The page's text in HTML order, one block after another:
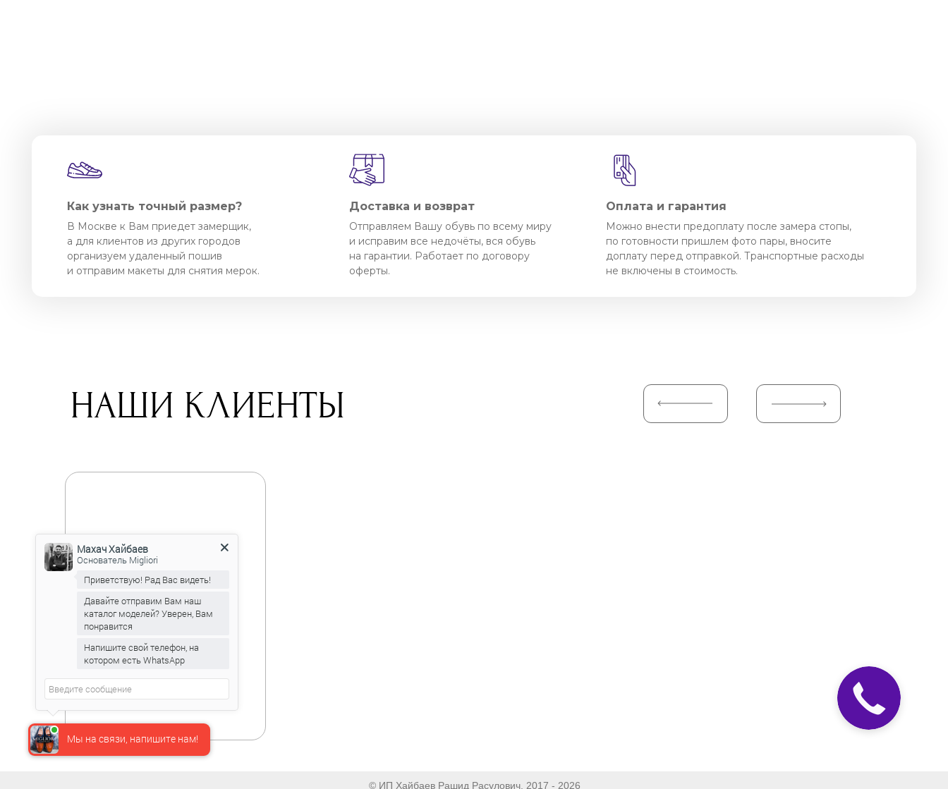
Доставка и возврат
В Москве к Вам приедет замерщик,
а для клиентов из других городов
организуем удаленный пошив
и отправим макеты для снятия мерок.
Как узнать точный размер?
Отправляем Вашу обувь по всему миру
и исправим все недочёты, вся обувь
на гарантии. Работает по договору
оферты.
Оплата и гарантия
Можно внести предоплату после замера стопы,
по готовности пришлем фото пары, вносите
доплату перед отправкой. Транспортные расходы
не включены в стоимость.
НАШИ КЛИЕНТЫ
© ИП Хайбаев Рашид Расулович, 2017 - 2026
Закажите
звонок
Мы на связи, напишите нам!
Махач Хайбаев
Основатель Migliori
Приветствую! Рад Вас видеть!
Давайте отправим Вам наш
каталог моделей? Уверен, Вам
понравится
Напишите свой телефон, на
котором есть WhatsApp